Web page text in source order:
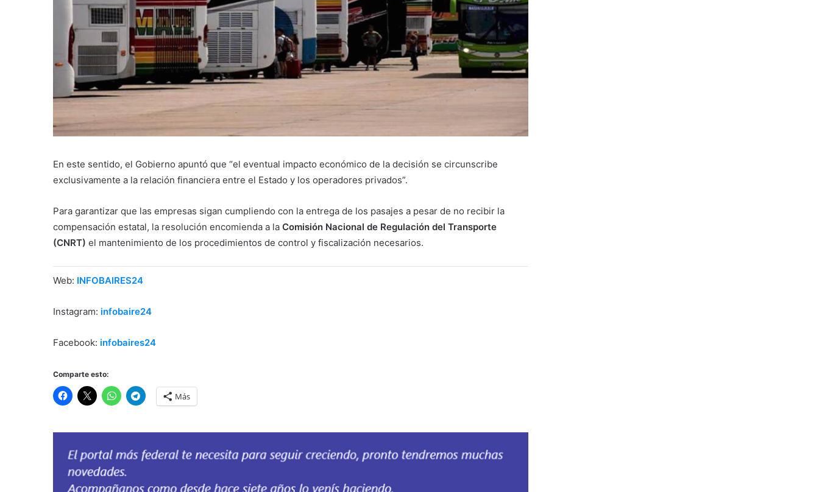
En este sentido, el Gobierno apuntó que “el eventual impacto económico de la decisión se circunscribe
exclusivamente a la relación financiera entre el Estado y los operadores privados”.
Para garantizar que las empresas sigan cumpliendo con la entrega de los pasajes a pesar de no recibir la
compensación estatal, la resolución encomienda a la Comisión Nacional de Regulación del Transporte
(CNRT) el mantenimiento de los procedimientos de control y fiscalización necesarios.
Web: INFOBAIRES24
Instagram: infobaire24
Facebook: infobaires24
Comparte esto:
Más